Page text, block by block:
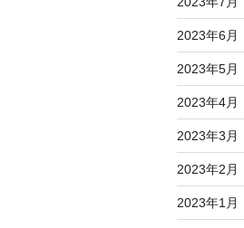
2023年6月
2023年5月
2023年4月
2023年3月
2023年2月
2023年1月